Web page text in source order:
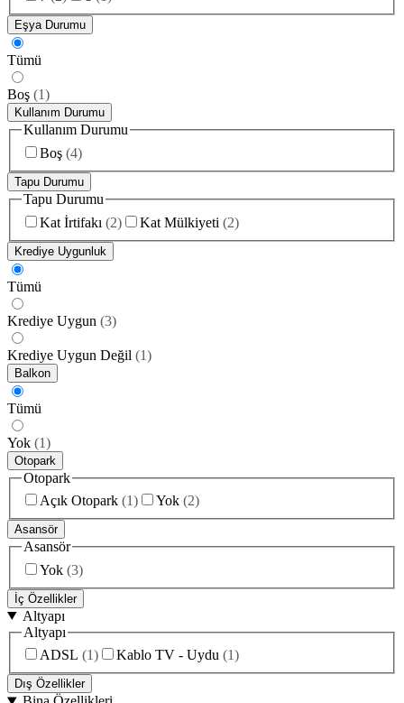
Eşya Durumu
Tümü
Boş (1)
Kullanım Durumu
Kullanım Durumu
Boş (4)
Tapu Durumu
Tapu Durumu
Kat İrtifakı (2) Kat Mülkiyeti (2)
Krediye Uygunluk
Tümü
Krediye Uygun (3)
Krediye Uygun Değil (1)
Balkon
Tümü
Yok (1)
Otopark
Otopark
Açık Otopark (1) Yok (2)
Asansör
Asansör
Yok (3)
İç Özellikler
Altyapı
Altyapı
ADSL (1) Kablo TV - Uydu (1)
Dış Özellikler